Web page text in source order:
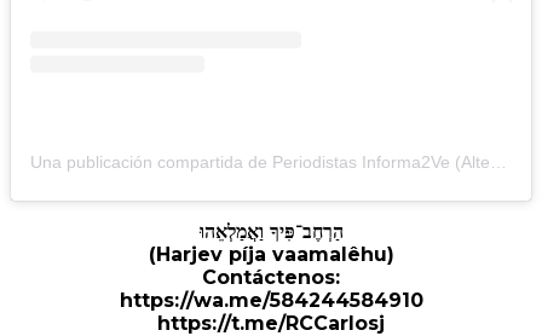
הַרְחֶב־פִּיךָ וַאֲמַלְאֵהוּ
(Harjev píja vaamalêhu)
Contáctenos:
https://wa.me/584244584910
https://t.me/RCCarlosj